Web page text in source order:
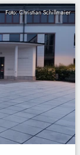
Foto: Christian Schillmaier